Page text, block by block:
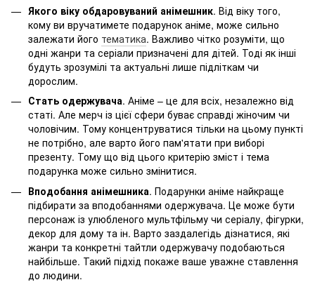
Якого віку обдаровуваний анімешник. Від віку того,
кому ви вручатимете подарунок аніме, може сильно
залежати його тематика. Важливо чітко розуміти, що
одні жанри та серіали призначені для дітей. Тоді як інші
будуть зрозумілі та актуальні лише підліткам чи
дорослим.
Стать одержувача. Аніме – це для всіх, незалежно від
статі. Але мерч із цієї сфери буває справді жіночим чи
чоловічим. Тому концентруватися тільки на цьому пункті
не потрібно, але варто його пам'ятати при виборі
презенту. Тому що від цього критерію зміст і тема
подарунка може сильно змінитися.
Вподобання анімешника. Подарунки аніме найкраще
підбирати за вподобаннями одержувача. Це може бути
персонаж із улюбленого мультфільму чи серіалу, фігурки,
декор для дому та ін. Варто заздалегідь дізнатися, які
жанри та конкретні тайтли одержувачу подобаються
найбільше. Такий підхід покаже ваше уважне ставлення
до людини.